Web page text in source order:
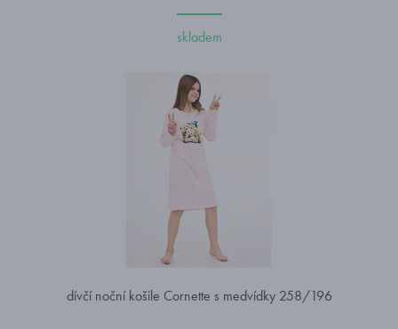
skladem
dívčí noční košile Cornette s medvídky 258/196